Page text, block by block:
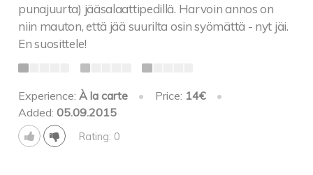
punajuurta) jääsalaattipedillä. Harvoin annos on
niin mauton, että jää suurilta osin syömättä - nyt jäi.
En suosittele!
Experience:À la carte • Price: 14€
•
Added:05.09.2015
Rating: 0